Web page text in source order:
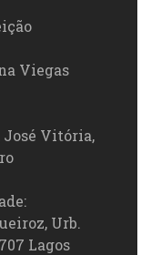
Viegas
José Vitória,
Urb.
Lagos